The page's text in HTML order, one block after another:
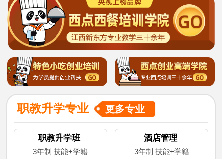
职教升学专业 更多专业
职教升学班
3年制 技能+学籍
酒店管理
3年制 技能+学籍